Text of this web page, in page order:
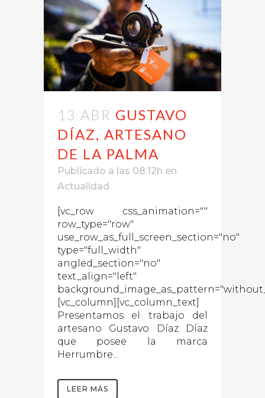
13 ABR GUSTAVO
DÍAZ, ARTESANO
DE LA PALMA
Publicado a las 08:12h en
Actualidad
[vc_row css_animation=""
row_type="row"
use_row_as_full_screen_section="no"
type="full_width"
angled_section="no"
text_align="left"
[vc_column][vc_column_text]
Presentamos el trabajo del
artesano Gustavo Díaz Díaz
que posee la marca
Herrumbre...
LEER MÁS